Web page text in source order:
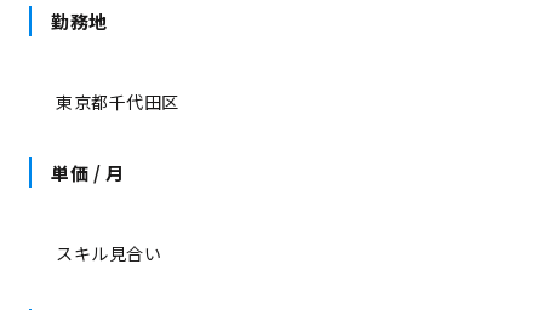
勤務地
東京都千代田区
単価 / 月
スキル見合い